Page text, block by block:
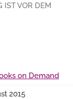
IST VOR DEM
on Demand
2015